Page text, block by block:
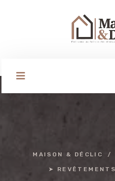
MAISON & DÉCLIC
➤